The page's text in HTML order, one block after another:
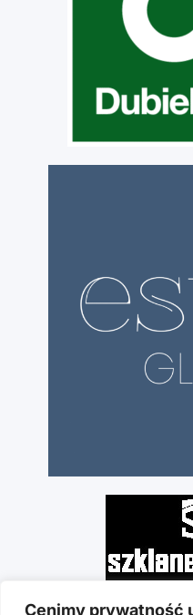
Cenimy prywatność